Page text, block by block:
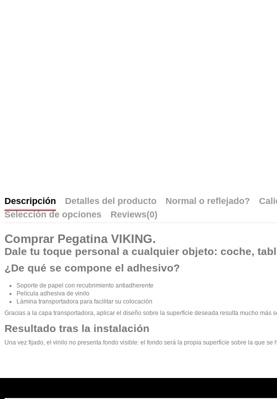
Descripción Detalles del producto Normal o reflejado?
Selección de opciones
Reviews(0)
Comprar Pegatina VIKING.
Dale tu toque personal a cualquier objeto: coche,
¿De qué se compone el adhesivo?
Soporte de papel con recubrimiento antiadherente
Película adhesiva de vinilo
Lámina transportadora para facilitar su colocación
Gracias a la capa transportadora, aplicar el diseño sobre la superficie deseada resulta mucho más
Resultado tras la instalación
Una vez fijado, el vinilo no presenta fondo visible: el fondo será la propia superficie sobre la que